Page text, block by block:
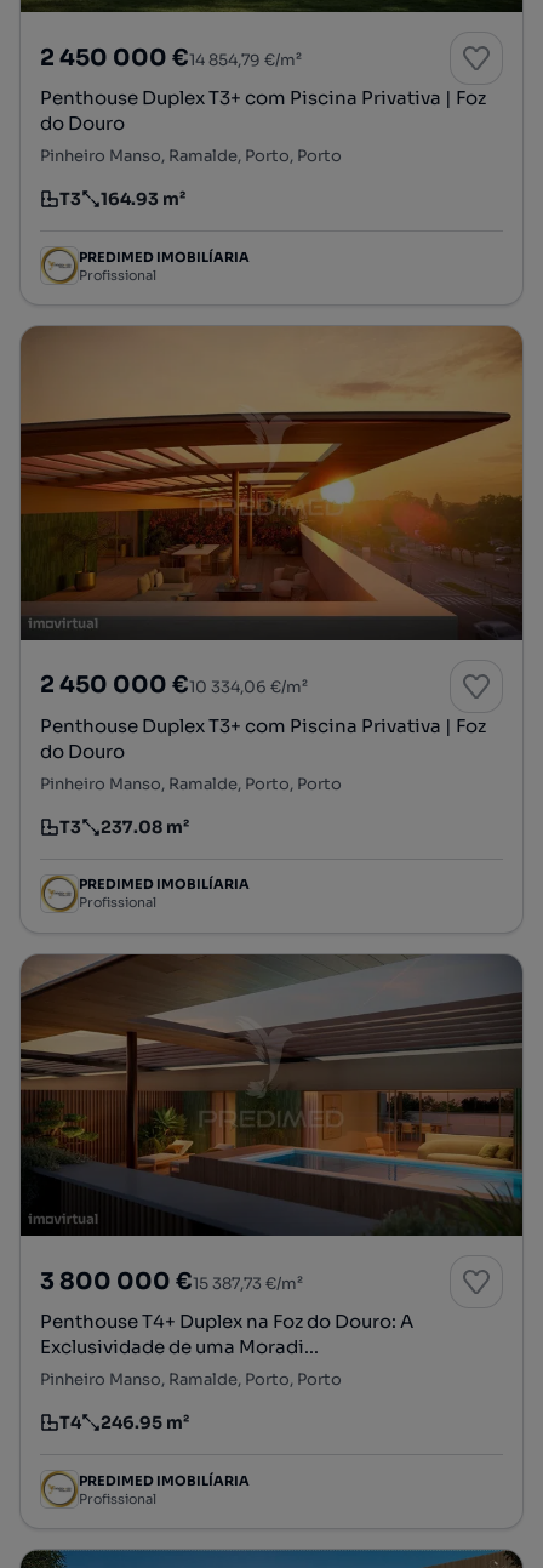
2 450 000 €14 854,79 €/m²
Penthouse Duplex T3+ com Piscina Privativa | Foz
do Douro
Pinheiro Manso, Ramalde, Porto, Porto
Tipologia
T3
Preço por metro quadrado
164.93 m²
PREDIMED IMOBILÍARIA
Profissional
2 450 000 €10 334,06 €/m²
Penthouse Duplex T3+ com Piscina Privativa | Foz
do Douro
Pinheiro Manso, Ramalde, Porto, Porto
Tipologia
T3
Preço por metro quadrado
237.08 m²
PREDIMED IMOBILÍARIA
Profissional
3 800 000 €15 387,73 €/m²
Penthouse T4+ Duplex na Foz do Douro: A
Exclusividade de uma Moradi...
Pinheiro Manso, Ramalde, Porto, Porto
Tipologia
T4
Preço por metro quadrado
246.95 m²
PREDIMED IMOBILÍARIA
Profissional